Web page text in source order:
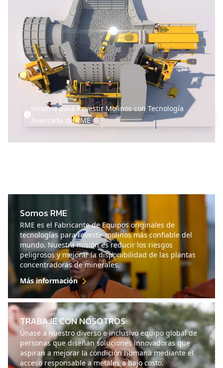
Sistema para Revestir Molinos con Tecnología
Avanzada de RME
Somos RME
RME es el Fabricante de Equipos originales de
tecnologías para revestir molinos más confiable del
mundo. Nuestra misión es reducir los riesgos
peligrosos y mejorar la disponibilidad de las plantas
concentradoras de minerales.
Más información
TRABAJE CON NOSOTROS
Únase a nuestro diverso e inclusivo equipo global de
personas que diseñan soluciones innovadoras que
aspiran a mejorar la condición humana mediante el
acceso responsable a metales a bajo costo.